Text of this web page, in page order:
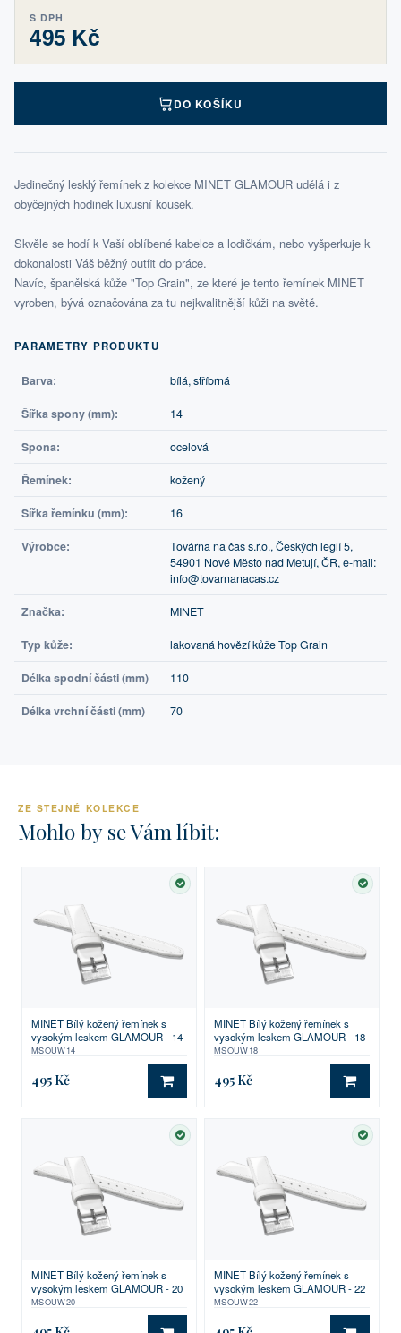
S DPH
495 Kč
DO KOŠÍKU
Jedinečný lesklý řemínek z kolekce MINET GLAMOUR udělá i z
obyčejných hodinek luxusní kousek.
Skvěle se hodí k Vaší oblíbené kabelce a lodičkám, nebo vyšperkuje k
dokonalosti Váš běžný outfit do práce.
Navíc, španělská kůže "Top Grain", ze které je tento řemínek MINET
vyroben, bývá označována za tu nejkvalitnější kůži na světě.
PARAMETRY PRODUKTU
Barva: bílá, stříbrná
Šířka spony (mm): 14
Spona: ocelová
Řemínek: kožený
Šířka řemínku (mm): 16
Výrobce:
Továrna na čas s.r.o., Českých legií 5,
54901 Nové Město nad Metují, ČR, e-mail:
info@tovarnanacas.cz
Značka: MINET
Typ kůže: lakovaná hovězí kůže Top Grain
Délka spodní části (mm) 110
Délka vrchní části (mm) 70
ZE STEJNÉ KOLEKCE
Mohlo by se Vám líbit:
SKLADEM
MINET Bílý kožený řemínek s
vysokým leskem GLAMOUR - 14
MSOUW14
495 Kč DO KOŠÍKU
MINET Bílý kožený řemínek s
vysokým leskem GLAMOUR - 18
MSOUW18
495 Kč DO
SKLADEM
MINET Bílý kožený řemínek s
vysokým leskem GLAMOUR - 20
MSOUW20
MINET Bílý kožený řemínek s
vysokým leskem GLAMOUR - 22
MSOUW22